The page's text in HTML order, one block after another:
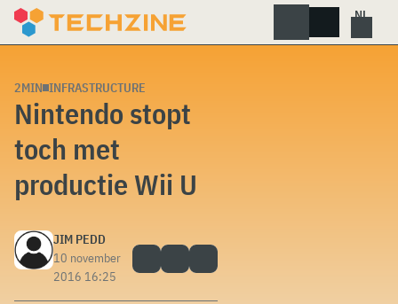
Skip
2MIN INFRASTRUCTURE
Nintendo stopt
toch met
productie Wii U
JIM PEDD
10 november
2016 16:25